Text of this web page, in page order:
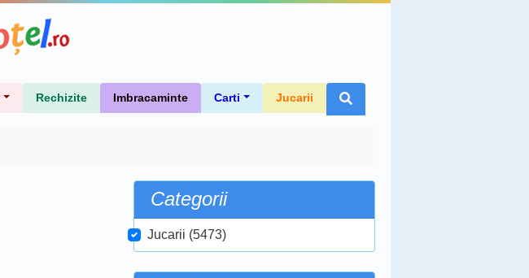
Rechizite Imbracaminte Carti Jucarii
Categorii
Jucarii (5473)